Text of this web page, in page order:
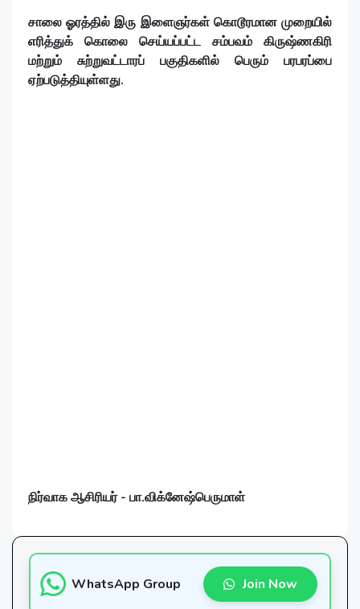
சாலை ஓரத்தில் இரு இளைஞர்கள் கொடூரமான முறையில்
எரித்துக் கொலை செய்யப்பட்ட சம்பவம் கிருஷ்ணகிரி
மற்றும் சுற்றுவட்டாரப் பகுதிகளில் பெரும் பரபரப்பை
ஏற்படுத்தியுள்ளது.
நிர்வாக ஆசிரியர் - பா.விக்னேஷ்பெருமாள்
WhatsApp Group Join Now